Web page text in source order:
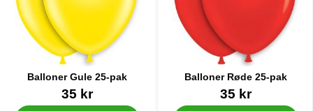
Balloner Gule 25-pak
35 kr
Balloner Røde 25-pak
35 kr